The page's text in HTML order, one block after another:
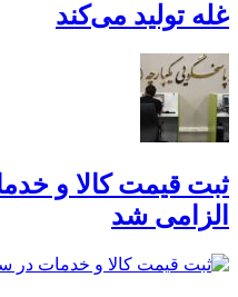
غله تولید می‌کند
الزامی شد